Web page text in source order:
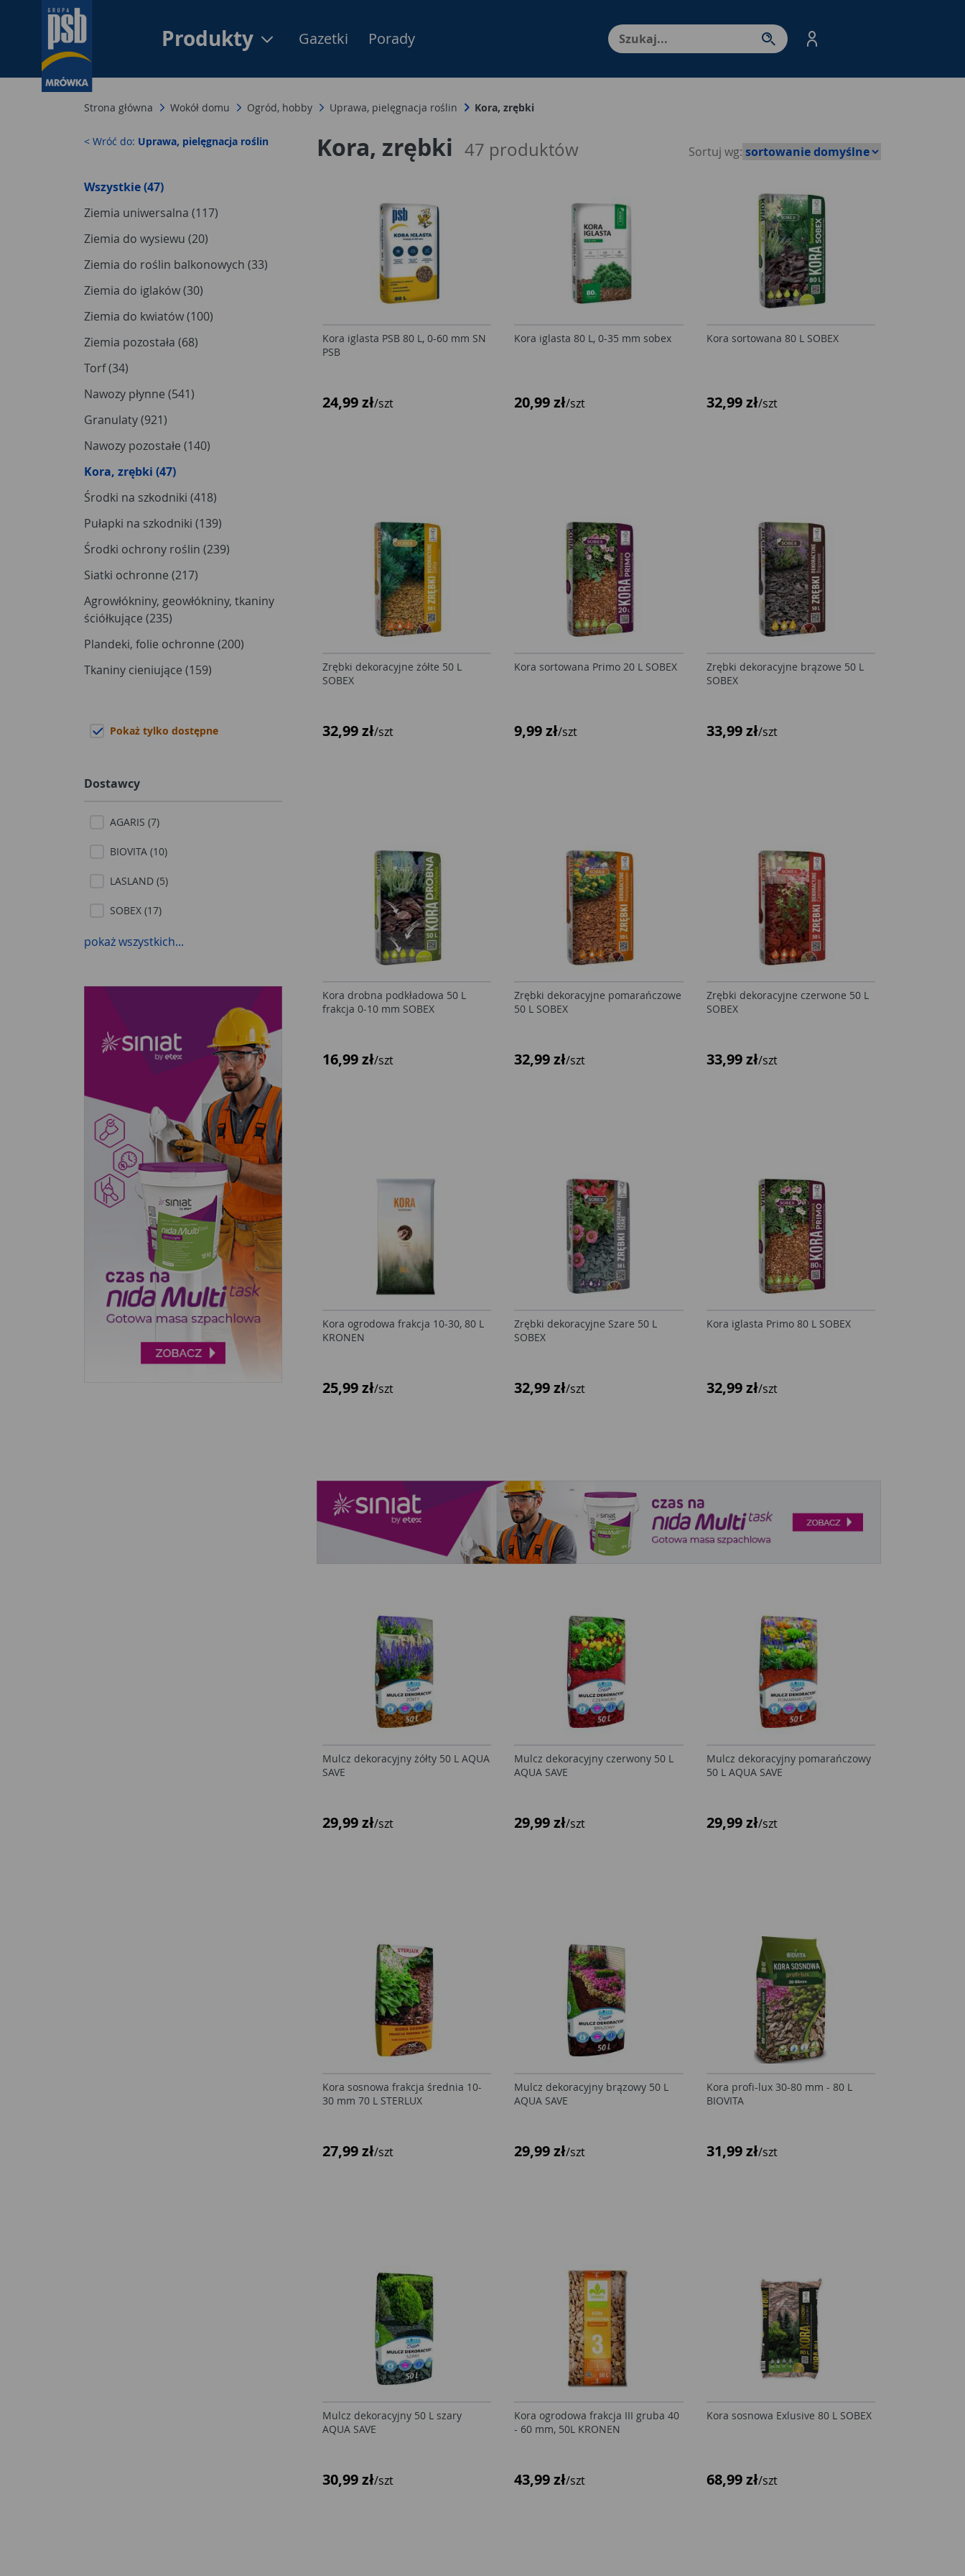
Produkty Menu Produktów, nawigacja: Enter - przejdź do strony produktów. Spacja – otwórz/
Gazetki Porady
Strona główna Wokół domu Ogród, hobby Uprawa, pielęgnacja roślin Kora, zrębki
< Wróć do: Uprawa, pielęgnacja roślin
Wszystkie (47)
Ziemia uniwersalna (117)
Ziemia do wysiewu (20)
Ziemia do roślin balkonowych (33)
Ziemia do iglaków (30)
Ziemia do kwiatów (100)
Ziemia pozostała (68)
Torf (34)
Nawozy płynne (541)
Granulaty (921)
Nawozy pozostałe (140)
Kora, zrębki (47)
Środki na szkodniki (418)
Pułapki na szkodniki (139)
Środki ochrony roślin (239)
Siatki ochronne (217)
Agrowłókniny, geowłókniny, tkaniny
ściółkujące (235)
Plandeki, folie ochronne (200)
Tkaniny cieniujące (159)
Pokaż tylko dostępne
Dostawcy
AGARIS (7)
BIOVITA (10)
LASLAND (5)
SOBEX (17)
WOKAS (8)
pokaż wszystkich...
Kora, zrębki 47 produktów Sortuj wg:
Kora iglasta PSB 80 L, 0-60 mm SN
PSB
24,99 zł/szt
Kora iglasta 80 L, 0-35 mm sobex
20,99 zł/szt
Kora sortowana 80 L SOBEX
32,99 zł/szt
Zrębki dekoracyjne żółte 50 L
SOBEX
32,99 zł/szt
Kora sortowana Primo 20 L SOBEX
9,99 zł/szt
Zrębki dekoracyjne brązowe 50 L
SOBEX
33,99 zł/szt
Kora drobna podkładowa 50 L
frakcja 0-10 mm SOBEX
16,99 zł/szt
Zrębki dekoracyjne pomarańczowe
50 L SOBEX
32,99 zł/szt
Zrębki dekoracyjne czerwone 50 L
SOBEX
33,99 zł/szt
Kora ogrodowa frakcja 10-30, 80 L
KRONEN
25,99 zł/szt
Zrębki dekoracyjne Szare 50 L
SOBEX
32,99 zł/szt
Kora iglasta Primo 80 L SOBEX
32,99 zł/szt
Mulcz dekoracyjny żółty 50 L AQUA
SAVE
29,99 zł/szt
Mulcz dekoracyjny czerwony 50 L
AQUA SAVE
29,99 zł/szt
Mulcz dekoracyjny pomarańczowy
50 L AQUA SAVE
29,99 zł/szt
Kora sosnowa frakcja średnia 10-
30 mm 70 L STERLUX
27,99 zł/szt
Mulcz dekoracyjny brązowy 50 L
AQUA SAVE
29,99 zł/szt
Kora profi-lux 30-80 mm - 80 L
BIOVITA
31,99 zł/szt
Mulcz dekoracyjny 50 L szary
AQUA SAVE
30,99 zł/szt
Kora ogrodowa frakcja III gruba 40
- 60 mm, 50L KRONEN
43,99 zł/szt
Kora sosnowa Exlusive 80 L SOBEX
68,99 zł/szt